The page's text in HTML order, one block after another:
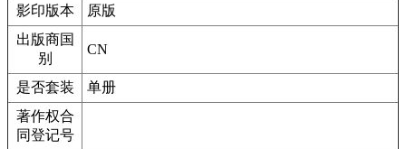
影印版本
原版
出版商国
别
CN
是否套装
单册
著作权合
同登记号